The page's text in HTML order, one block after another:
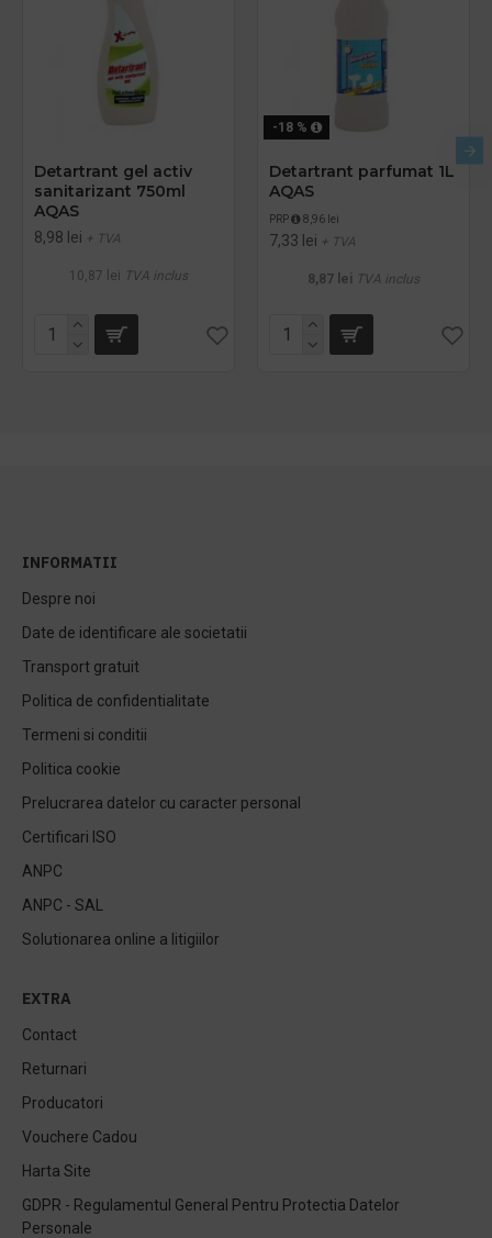
Detartrant gel activ
sanitarizant 750ml
AQAS
8,98 lei + TVA
10,87 lei TVA inclus
-18 %
Detartrant parfumat 1L
AQAS
PRP 8,96 lei
7,33 lei + TVA
8,87 lei TVA inclus
INFORMATII
Despre noi
Date de identificare ale societatii
Transport gratuit
Politica de confidentialitate
Termeni si conditii
Politica cookie
Prelucrarea datelor cu caracter personal
Certificari ISO
ANPC
ANPC - SAL
Solutionarea online a litigiilor
EXTRA
Contact
Returnari
Producatori
Vouchere Cadou
Harta Site
GDPR - Regulamentul General Pentru Protectia Datelor
Personale